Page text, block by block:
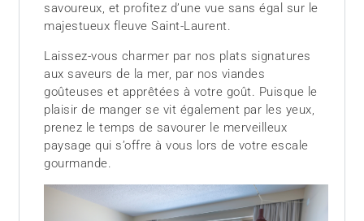
savoureux, et profitez d’une vue sans égal sur le
majestueux fleuve Saint-Laurent.
Laissez-vous charmer par nos plats signatures
aux saveurs de la mer, par nos viandes
goûteuses et apprêtées à votre goût. Puisque le
plaisir de manger se vit également par les yeux,
prenez le temps de savourer le merveilleux
paysage qui s’offre à vous lors de votre escale
gourmande.